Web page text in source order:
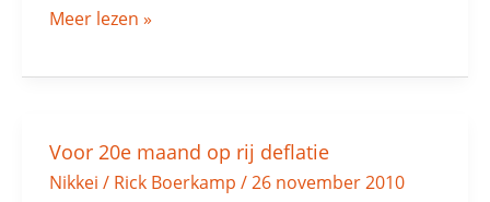
Meer lezen »
Voor 20e maand op rij deflatie
Nikkei / Rick Boerkamp /26 november 2010
Voor
20e